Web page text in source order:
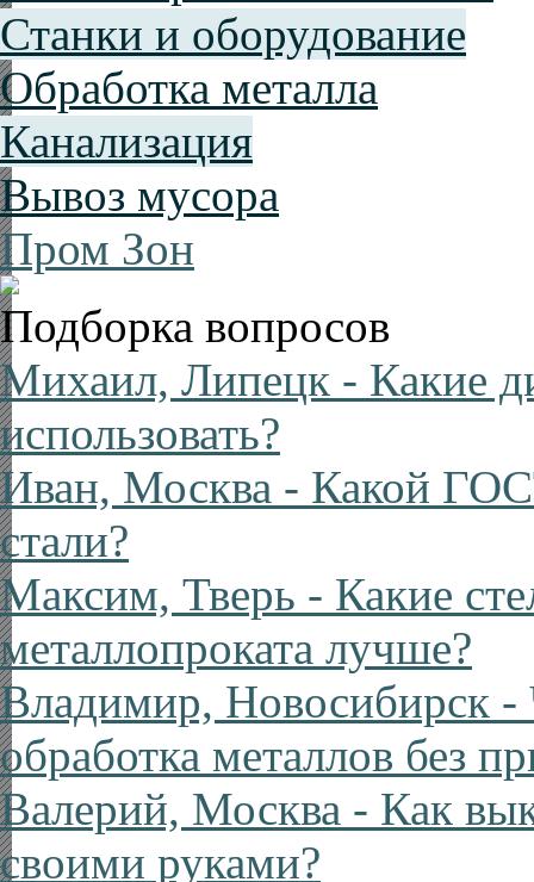
Станки и оборудование
Обработка металла
Канализация
Вывоз мусора
Пром Зон
Подборка вопросов
Михаил, Липецк - Какие
использовать?
Иван, Москва - Какой
стали?
Максим, Тверь - Какие
металлопроката лучше?
Владимир, Новосибирск -
обработка металлов без
Валерий, Москва - Как
своими руками?